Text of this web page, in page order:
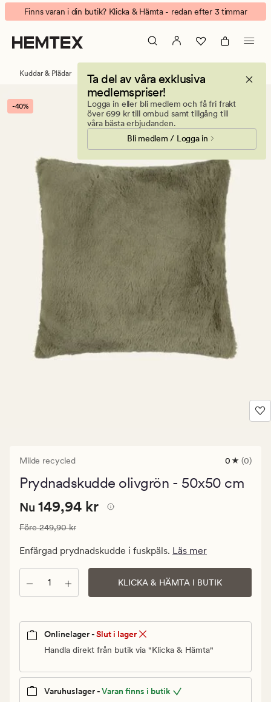
Milde
recycled
prydnadskudde
olivgrön
Animerad
banner.
Klicka
på
att
pausa.
Finns varan i din butik? Klicka & Hämta - redan efter 3 timmar
Ta del av våra exklusiva
medlemspriser!
Logga in eller bli medlem och få fri frakt
över 699 kr till ombud samt tillgång till
våra bästa erbjudanden.
Bli medlem / Logga in
Kuddar & Plädar Prydnadskuddar
-40%
Milde recycled
0
med
0 (0)
Prydnadskudde olivgrön - 50x50 cm
Nuvarande
149,94
kr.
Nuvarande pris
Nu 149,94 kr
Ordinarie pris 249,90 kr
Före249,90 kr
Enfärgad prydnadskudde i fuskpäls. Läs mer
Antal KLICKA & HÄMTA I BUTIK
Onlinelager -Slut i lager
Handla direkt från butik via "Klicka & Hämta"
Varuhuslager -Varan finns i butik